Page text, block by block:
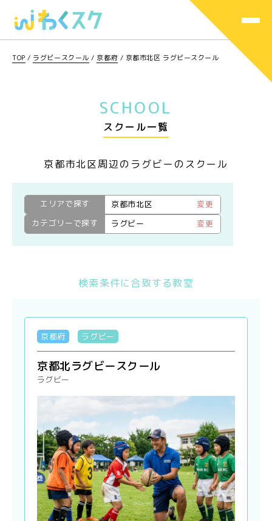
TOP / ラグビースクール / 京都府 / 京都市北区 ラグビースクール
SCHOOL
スクール一覧
京都市北区周辺のラグビーのスクール
エリアで探す 京都市北区
変更
カテゴリーで探す
ラグビー 変更
検索条件に合致する教室
京都府 ラグビー
京都北ラグビースクール
ラグビー